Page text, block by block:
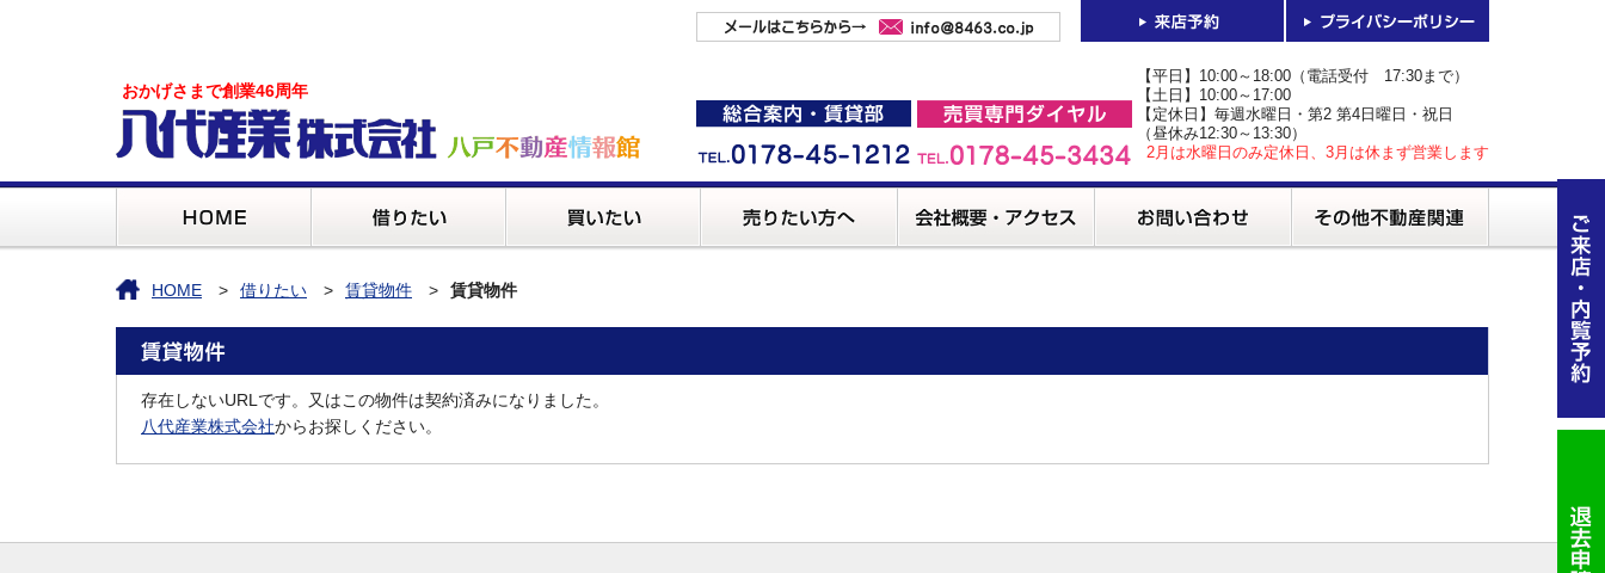
おかげさまで創業46周年
【平日】10:00～18:00（電話受付 17:30まで）
【土日】10:00～17:00
【定休日】毎週水曜日・第2 第4日曜日・祝日
（昼休み12:30～13:30）
2月は水曜日のみ定休日、3月は休まず営業します
HOME 借りたい 賃貸物件 賃貸物件
存在しないURLです。又はこの物件は契約済みになりました。
八代産業株式会社からお探しください。